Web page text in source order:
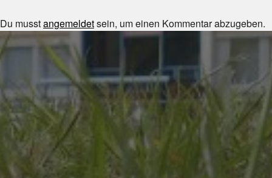
Du musstangemeldetsein, um einen Kommentar abzugeben.